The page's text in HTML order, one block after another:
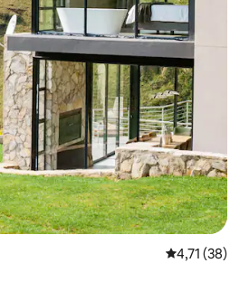
5 üzerinden
4,71 (38)